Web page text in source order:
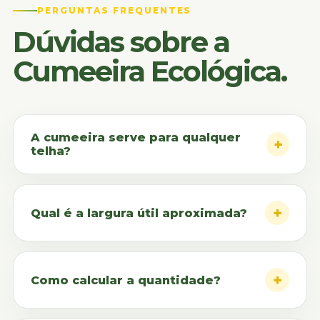
PERGUNTAS FREQUENTES
Dúvidas sobre a
Cumeeira Ecológica.
A cumeeira serve para qualquer
telha?
+
A cumeeira deve ser compatível com o perfil e
a espessura da telha utilizada. Confirme a linha
correta antes da compra.
Qual é a largura útil aproximada? +
A largura útil aproximada considerada no
Como calcular a quantidade? +